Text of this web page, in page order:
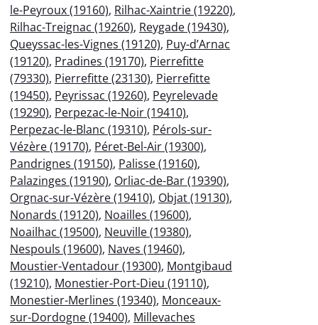
le-Peyroux (19160), Rilhac-Xaintrie (19220),
Rilhac-Treignac (19260), Reygade (19430),
Queyssac-les-Vignes (19120), Puy-d’Arnac
(19120), Pradines (19170), Pierrefitte
(79330), Pierrefitte (23130), Pierrefitte
(19450), Peyrissac (19260), Peyrelevade
(19290), Perpezac-le-Noir (19410),
Perpezac-le-Blanc (19310), Pérols-sur-
Vézère (19170), Péret-Bel-Air (19300),
Pandrignes (19150), Palisse (19160),
Palazinges (19190), Orliac-de-Bar (19390),
Orgnac-sur-Vézère (19410), Objat (19130),
Nonards (19120), Noailles (19600),
Noailhac (19500), Neuville (19380),
Nespouls (19600), Naves (19460),
Moustier-Ventadour (19300), Montgibaud
(19210), Monestier-Port-Dieu (19110),
Monestier-Merlines (19340), Monceaux-
sur-Dordogne (19400), Millevaches